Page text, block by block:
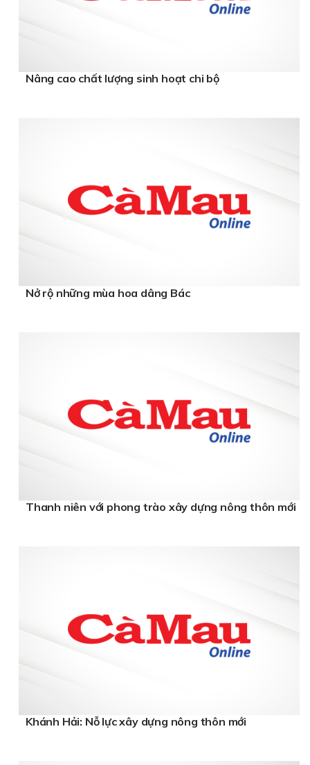
Nâng cao chất lượng sinh hoạt chi bộ
Nở rộ những mùa hoa dâng Bác
Thanh niên với phong trào xây dựng nông thôn mới
Khánh Hải: Nỗ lực xây dựng nông thôn mới